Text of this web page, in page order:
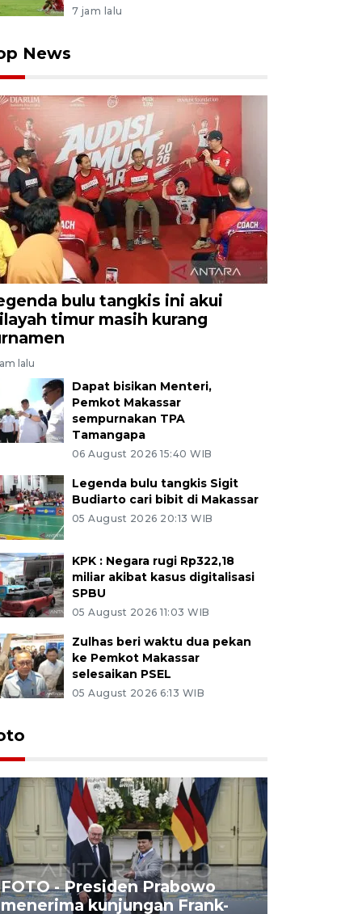
7 jam lalu
News
bulu tangkis ini akui
timur masih kurang
lalu
Dapat bisikan Menteri,
Pemkot Makassar
sempurnakan TPA
Tamangapa
06 August 2026 15:40 WIB
Legenda bulu tangkis Sigit
Budiarto cari bibit di Makassar
05 August 2026 20:13 WIB
KPK : Negara rugi Rp322,18
miliar akibat kasus digitalisasi
SPBU
05 August 2026 11:03 WIB
Zulhas beri waktu dua pekan
ke Pemkot Makassar
selesaikan PSEL
05 August 2026 6:13 WIB
FOTO - Presiden Prabowo
menerima kunjungan Frank-